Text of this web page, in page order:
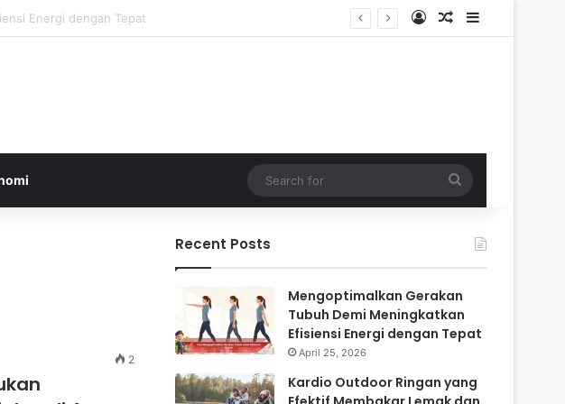
Tubuh Anda Log InRandom Article
Sidebar
for
2
Recent Posts
Mengoptimalkan Gerakan
Tubuh Demi Meningkatkan
Efisiensi Energi dengan Tepat
April 25, 2026
Kardio Outdoor Ringan yang